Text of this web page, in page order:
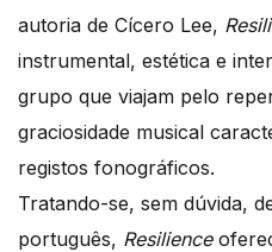
autoria de Cícero Lee,
instrumental, estética e
grupo que viajam pelo
graciosidade musical
registos fonográficos.
Tratando-se, sem dúvida,
português, Resilience